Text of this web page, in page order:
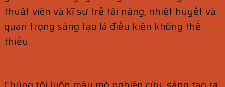
thuật viên và kĩ sư trẻ tài năng, nhiệt huyết và
quan trọng sáng tạo là điều kiện không thể
thiếu.